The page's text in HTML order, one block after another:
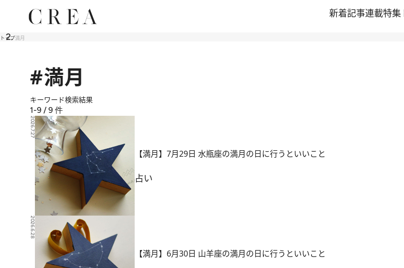
新着記事連載特集
トップ満月
#満月
キーワード検索結果
1-9 / 9 件
2026.7.27
【満月】7月29日 水瓶座の満月の日に行うといいこと
占い
2026.6.28
【満月】6月30日 山羊座の満月の日に行うといいこと